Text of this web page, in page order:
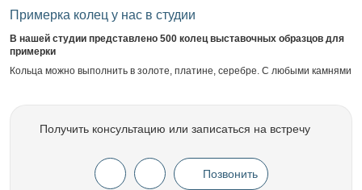
Примерка колец у нас в студии
В нашей студии представлено 500 колец выставочных образцов для
примерки
Кольца можно выполнить в золоте, платине, серебре. С любыми камнями
Получить консультацию или записаться на встречу
Позвонить